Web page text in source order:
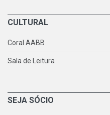
CULTURAL
Coral AABB
Sala de Leitura
SEJA SÓCIO